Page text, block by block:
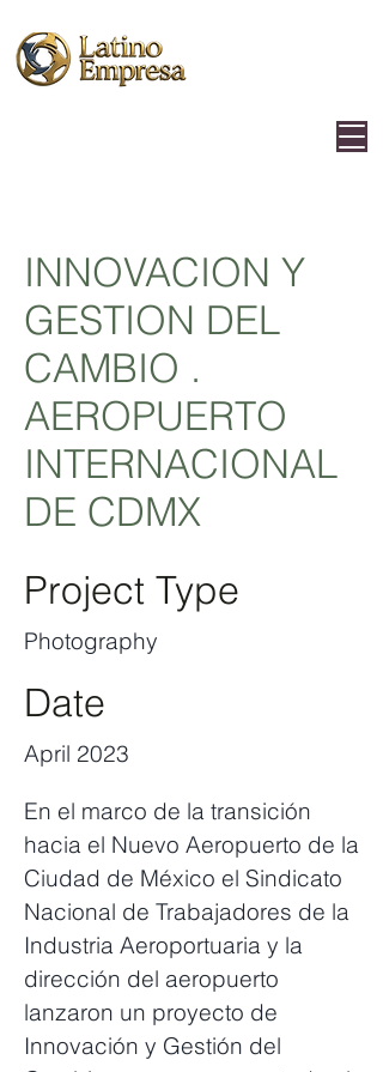
INNOVACION Y
GESTION DEL
CAMBIO .
AEROPUERTO
INTERNACIONAL
DE CDMX
Project Type
Photography
Date
April 2023
En el marco de la transición
hacia el Nuevo Aeropuerto de la
Ciudad de México el Sindicato
Nacional de Trabajadores de la
Industria Aeroportuaria y la
dirección del aeropuerto
lanzaron un proyecto de
Innovación y Gestión del